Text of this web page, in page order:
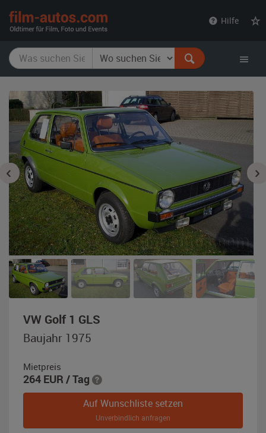
Hilfe
VW Golf 1 GLS
grün
Baujahr 1975
Mietpreis
264 EUR / Tag
Auf Wunschliste setzen
Unverbindlich anfragen